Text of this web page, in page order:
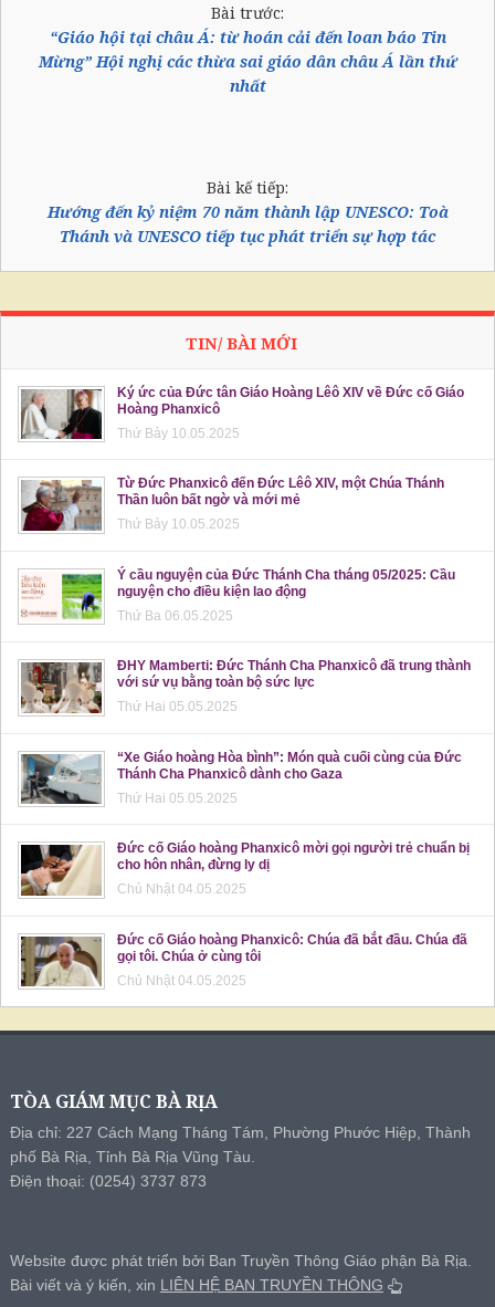
Bài trước:
“Giáo hội tại châu Á: từ hoán cải đến loan báo Tin
Mừng” Hội nghị các thừa sai giáo dân châu Á lần thứ
nhất
Bài kế tiếp:
Hướng đến kỷ niệm 70 năm thành lập UNESCO: Toà
Thánh và UNESCO tiếp tục phát triển sự hợp tác
TIN/ BÀI MỚI
Ký ức của Đức tân Giáo Hoàng Lêô XIV về Đức cố Giáo
Hoàng Phanxicô
Thứ Bảy 10.05.2025
Từ Đức Phanxicô đến Đức Lêô XIV, một Chúa Thánh
Thần luôn bất ngờ và mới mẻ
Thứ Bảy 10.05.2025
Ý cầu nguyện của Đức Thánh Cha tháng 05/2025: Cầu
nguyện cho điều kiện lao động
Thứ Ba 06.05.2025
ĐHY Mamberti: Đức Thánh Cha Phanxicô đã trung thành
với sứ vụ bằng toàn bộ sức lực
Thứ Hai 05.05.2025
“Xe Giáo hoàng Hòa bình”: Món quà cuối cùng của Đức
Thánh Cha Phanxicô dành cho Gaza
Thứ Hai 05.05.2025
Đức cố Giáo hoàng Phanxicô mời gọi người trẻ chuẩn bị
cho hôn nhân, đừng ly dị
Chủ Nhật 04.05.2025
Đức cố Giáo hoàng Phanxicô: Chúa đã bắt đầu. Chúa đã
gọi tôi. Chúa ở cùng tôi
Chủ Nhật 04.05.2025
TÒA GIÁM MỤC BÀ RỊA
Địa chỉ: 227 Cách Mạng Tháng Tám, Phường Phước Hiệp, Thành
phố Bà Rịa, Tỉnh Bà Rịa Vũng Tàu.
Điện thoại: (0254) 3737 873
Website được phát triển bởi Ban Truyền Thông Giáo phận Bà Rịa.
Bài viết và ý kiến, xin LIÊN HỆ BAN TRUYỀN THÔNG